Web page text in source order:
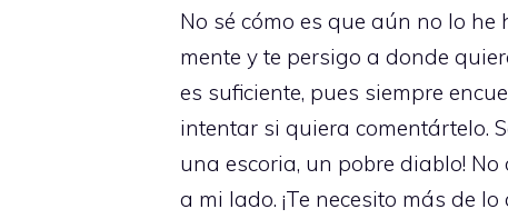
No sé cómo es que aún no lo
mente y te persigo a donde
es suficiente, pues siempre
intentar si quiera comentártelo.
una escoria, un pobre diablo!
a mi lado. ¡Te necesito más de